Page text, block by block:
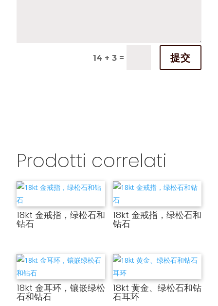
14 + 3 = 提交
Prodotti correlati
18kt 金戒指，绿松石和
钻石
18kt 金戒指，绿松石和
钻石
18kt 金耳环，镶嵌绿松
石和钻石
18kt 黄金、绿松石和钻
石耳环